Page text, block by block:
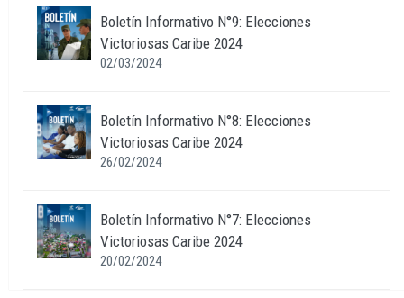
Boletín Informativo N°9: Elecciones
Victoriosas Caribe 2024
02/03/2024
Boletín Informativo N°8: Elecciones
Victoriosas Caribe 2024
26/02/2024
Boletín Informativo N°7: Elecciones
Victoriosas Caribe 2024
20/02/2024